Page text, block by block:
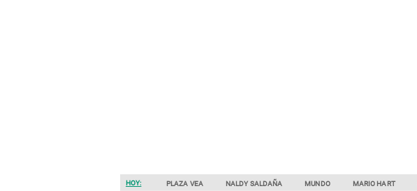
HOY: PLAZA VEA NALDY SALDAÑA MUNDO MARIO HART